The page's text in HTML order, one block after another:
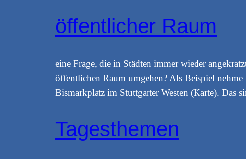
öffentlicher Raum
eine Frage, die in Städten immer wieder
öffentlichen Raum umgehen? Als Beispiel
Bismarkplatz im Stuttgarter Westen (Karte). Das
Tagesthemen